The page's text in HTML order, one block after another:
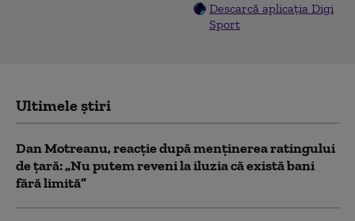
Descarcă aplicația Digi
Sport
Ultimele știri
Dan Motreanu, reacție după menținerea ratingului
de țară: „Nu putem reveni la iluzia că există bani
fără limită”